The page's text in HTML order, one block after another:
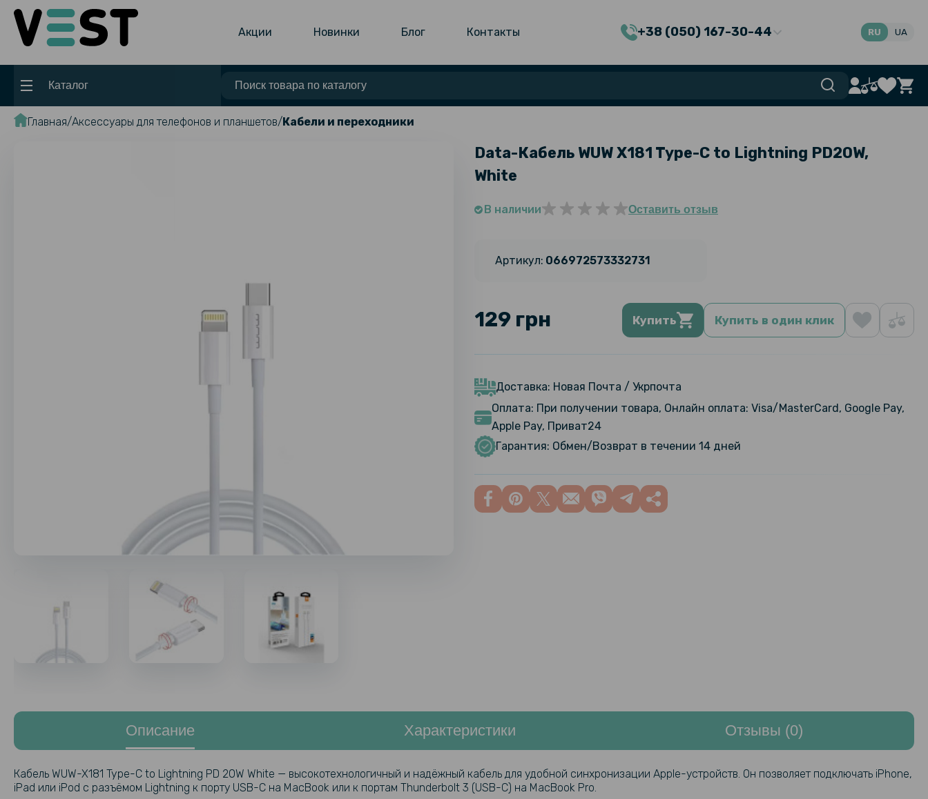
Акции Новинки Блог Контакты +38 (050) 167-30-44 RU UA
Каталог
Главная Аксессуары для телефонов и планшетов Кабели и переходники
Data-Кабель WUW X181 Type-C to Lightning PD20W,
White
В наличии Оставить отзыв
Артикул: 066972573332731
129 грн Купить Купить в один клик
Доставка: Новая Почта / Укрпочта
Оплата: При получении товара, Онлайн оплата: Visa/MasterCard, Google Pay,
Apple Pay, Приват24
Гарантия: Обмен/Возврат в течении 14 дней
Описание Характеристики Отзывы (0)
Кабель WUW-X181 Type-C to Lightning PD 20W White — высокотехнологичный и надёжный кабель для удобной синхронизации Apple-устройств. Он позволяет подключать iPhone,
iPad или iPod с разъёмом Lightning к порту USB-C на MacBook или к портам Thunderbolt 3 (USB-C) на MacBook Pro.